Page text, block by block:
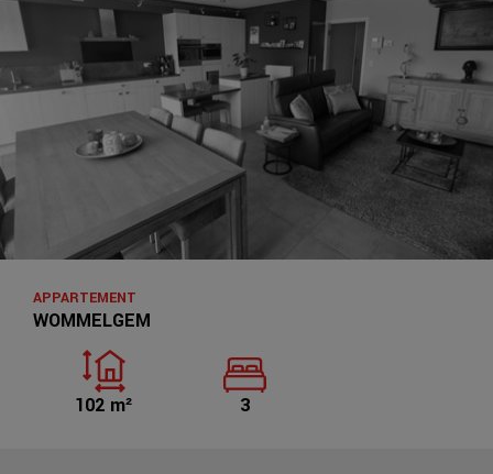
WOMMELGEM
APPARTEMENT
3
102 m²